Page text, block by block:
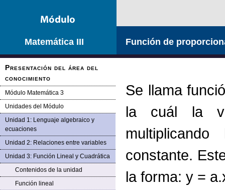
Matemática III
Presentación del área del
conocimiento
Módulo Matemática 3
Unidades del Módulo
Unidad 1: Lenguaje algebraico y
ecuaciones
Unidad 2: Relaciones entre variables
Unidad 3: Función Lineal y Cuadrática
Contenidos de la unidad
Función lineal
Función de
Se llama
la cuál la
constante.
la forma: y =